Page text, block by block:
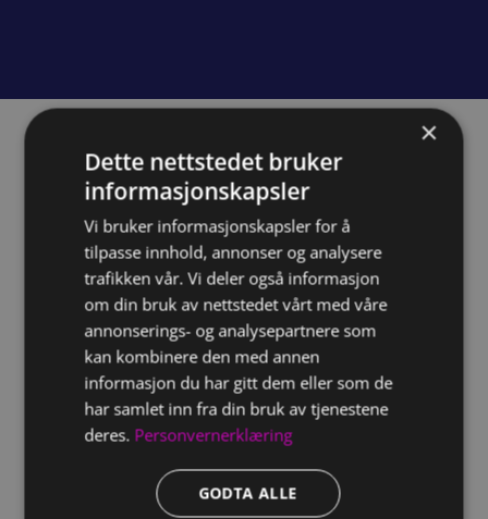
Om prosjektet
Utfordringen
Det jobbes kontinuerlig med innovasjon for
å løfte avfallet oppover i avfallshierarkiet og
øke gjenvinningsgraden. I forbindelse med
dette ønsket Ragn-Sells å synliggjøre sitt
miljøarbeid og sine bærekraftige initiativer.
Løsningen
Creative har bidratt med flere
kommunikasjons- og designprosjekter for
×
Dette nettstedet bruker
informasjonskapsler
Vi bruker informasjonskapsler for å
tilpasse innhold, annonser og analysere
trafikken vår. Vi deler også informasjon
om din bruk av nettstedet vårt med våre
annonserings- og analysepartnere som
kan kombinere den med annen
informasjon du har gitt dem eller som de
har samlet inn fra din bruk av tjenestene
deres. Personvernerklæring
GODTA ALLE